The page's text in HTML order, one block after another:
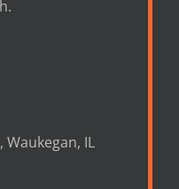
Waukegan, IL